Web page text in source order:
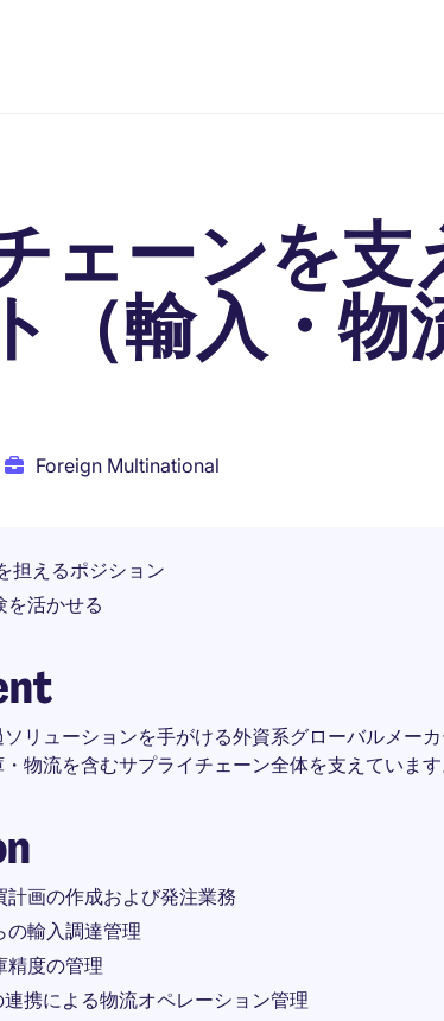
ェーンを支
（輸入・物
Foreign Multinational
担えるポジション
を活かせる
リューションを手がける外資系グローバルメー
物流を含むサプライチェーン全体を支えています
画の作成および発注業務
の輸入調達管理
精度の管理
携による物流オペレーション管理